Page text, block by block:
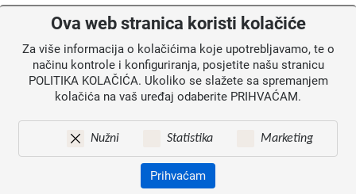
Posredničko tijelo razine 2
Informacije za korisnike
Mapa weba
Ova web stranica koristi kolačiće
Za više informacija o kolačićima koje upotrebljavamo, te o
načinu kontrole i konfiguriranja, posjetite našu stranicu
POLITIKA KOLAČIĆA. Ukoliko se slažete sa spremanjem
kolačića na vaš uređaj odaberite PRIHVAĆAM.
Nužni Statistika Marketing
Prihvaćam